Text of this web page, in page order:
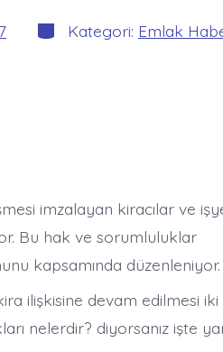
Kategoriler
Kategori: Emlak
imzalayan kiracılar ve
Bu hak ve sorumluluklar
kapsamında düzenleniyor.
ilişkisine devam edilmesi
nelerdir? diyorsanız işte